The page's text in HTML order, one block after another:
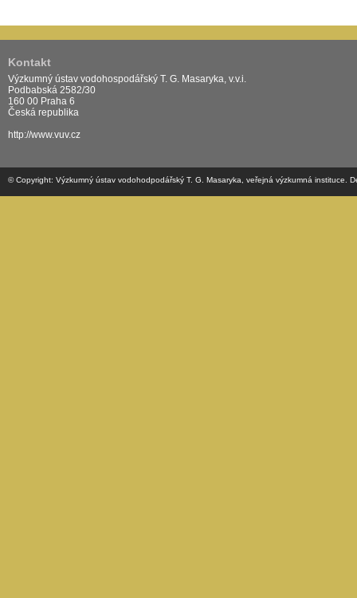
Kontakt
Výzkumný ústav vodohospodářský T. G. Masaryka, v.v.i.
Podbabská 2582/30
160 00 Praha 6
Česká republika
http://www.vuv.cz
© Copyright: Výzkumný ústav vodohodpodářský T. G. Masaryka, veřejná výzkumná